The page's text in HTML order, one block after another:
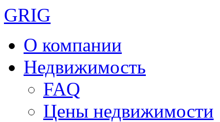
GRIG
О компании
Недвижимость
FAQ
Цены недвижимости